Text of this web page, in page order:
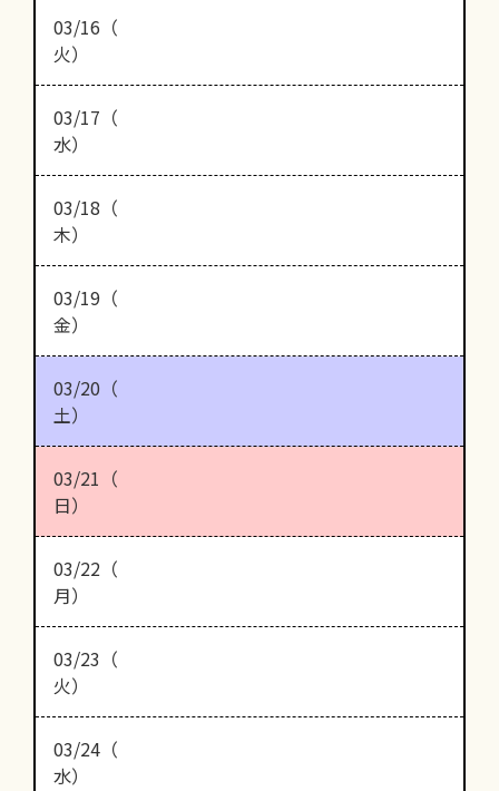
03/16（
火）
03/17（
水）
03/18（
木）
03/19（
金）
03/20（
土）
03/21（
日）
03/22（
月）
03/23（
火）
03/24（
水）